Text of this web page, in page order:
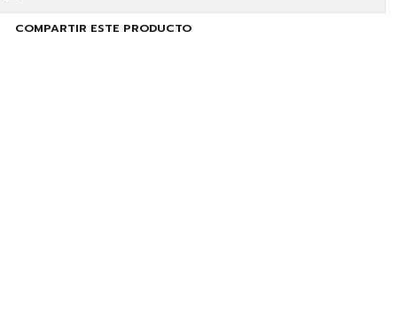
COMPARTIR ESTE PRODUCTO